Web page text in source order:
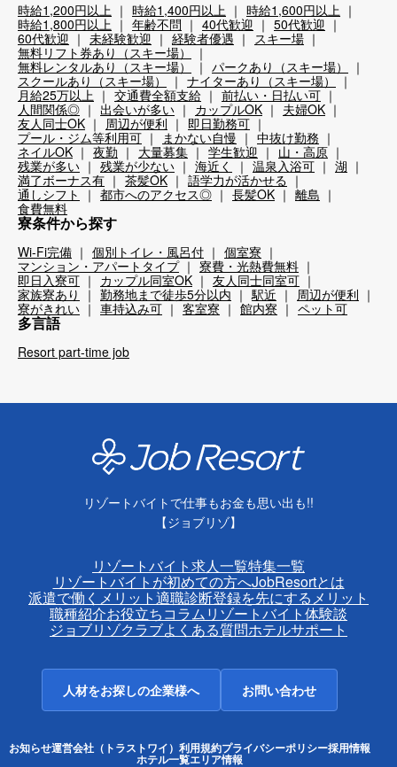
時給1,200円以上 時給1,400円以上
時給1,600円以上
時給1,800円以上
年齢不問 40代歓迎
50代歓迎
60代歓迎
未経験歓迎 経験者優遇
スキー場
無料リフト券あり（スキー場）
無料レンタルあり（スキー場）
パークあり（スキー場）
スクールあり（スキー場）
ナイターあり（スキー場）
月給25万以上
交通費全額支給
前払い・日払い可
人間関係◎
出会いが多い カップルOK
夫婦OK
友人同士OK
周辺が便利
即日勤務可
プール・ジム等利用可
まかない自慢
中抜け勤務
ネイルOK
夜勤 大量募集 学生歓迎
山・高原
残業が多い
残業が少ない 海近く 温泉入浴可
湖
満了ボーナス有
茶髪OK
語学力が活かせる
通しシフト
都市へのアクセス◎ 長髪OK
離島
食費無料
寮条件から探す
Wi-Fi完備 個別トイレ・風呂付
個室寮
マンション・アパートタイプ
寮費・光熱費無料
即日入寮可
カップル同室OK
友人同士同室可
家族寮あり
勤務地まで徒歩5分以内 駅近
周辺が便利
寮がきれい
車持込み可 客室寮 館内寮 ペット可
多言語
Resort part-time job
リゾートバイトで仕事もお金も思い出も!!
【ジョブリゾ】
リゾートバイト求人一覧特集一覧
リゾートバイトが初めての方へJobResortとは
派遣で働くメリット適職診断登録を先にするメリット
職種紹介お役立ちコラムリゾートバイト体験談
ジョブリゾクラブよくある質問ホテルサポート
人材をお探しの企業様へ お問い合わせ
お知らせ運営会社（トラストワイ） 利用規約プライバシーポリシー採用情報
ホテル一覧エリア情報